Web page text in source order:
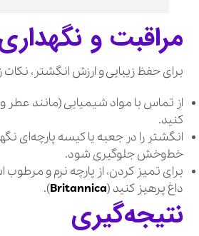
مراقبت و
برای حفظ زیبایی و ارزش انگشتر، نکات
از تماس با مواد شیمیایی (مانند عطر
کنید.
انگشتر را در جعبه یا کیسه پارچه‌ای
خط‌وخش جلوگیری شود.
برای تمیز کردن، از پارچه نرم و مرطوب
داغ پرهیز کنید (Britannica
).
نتیجه‌گیری